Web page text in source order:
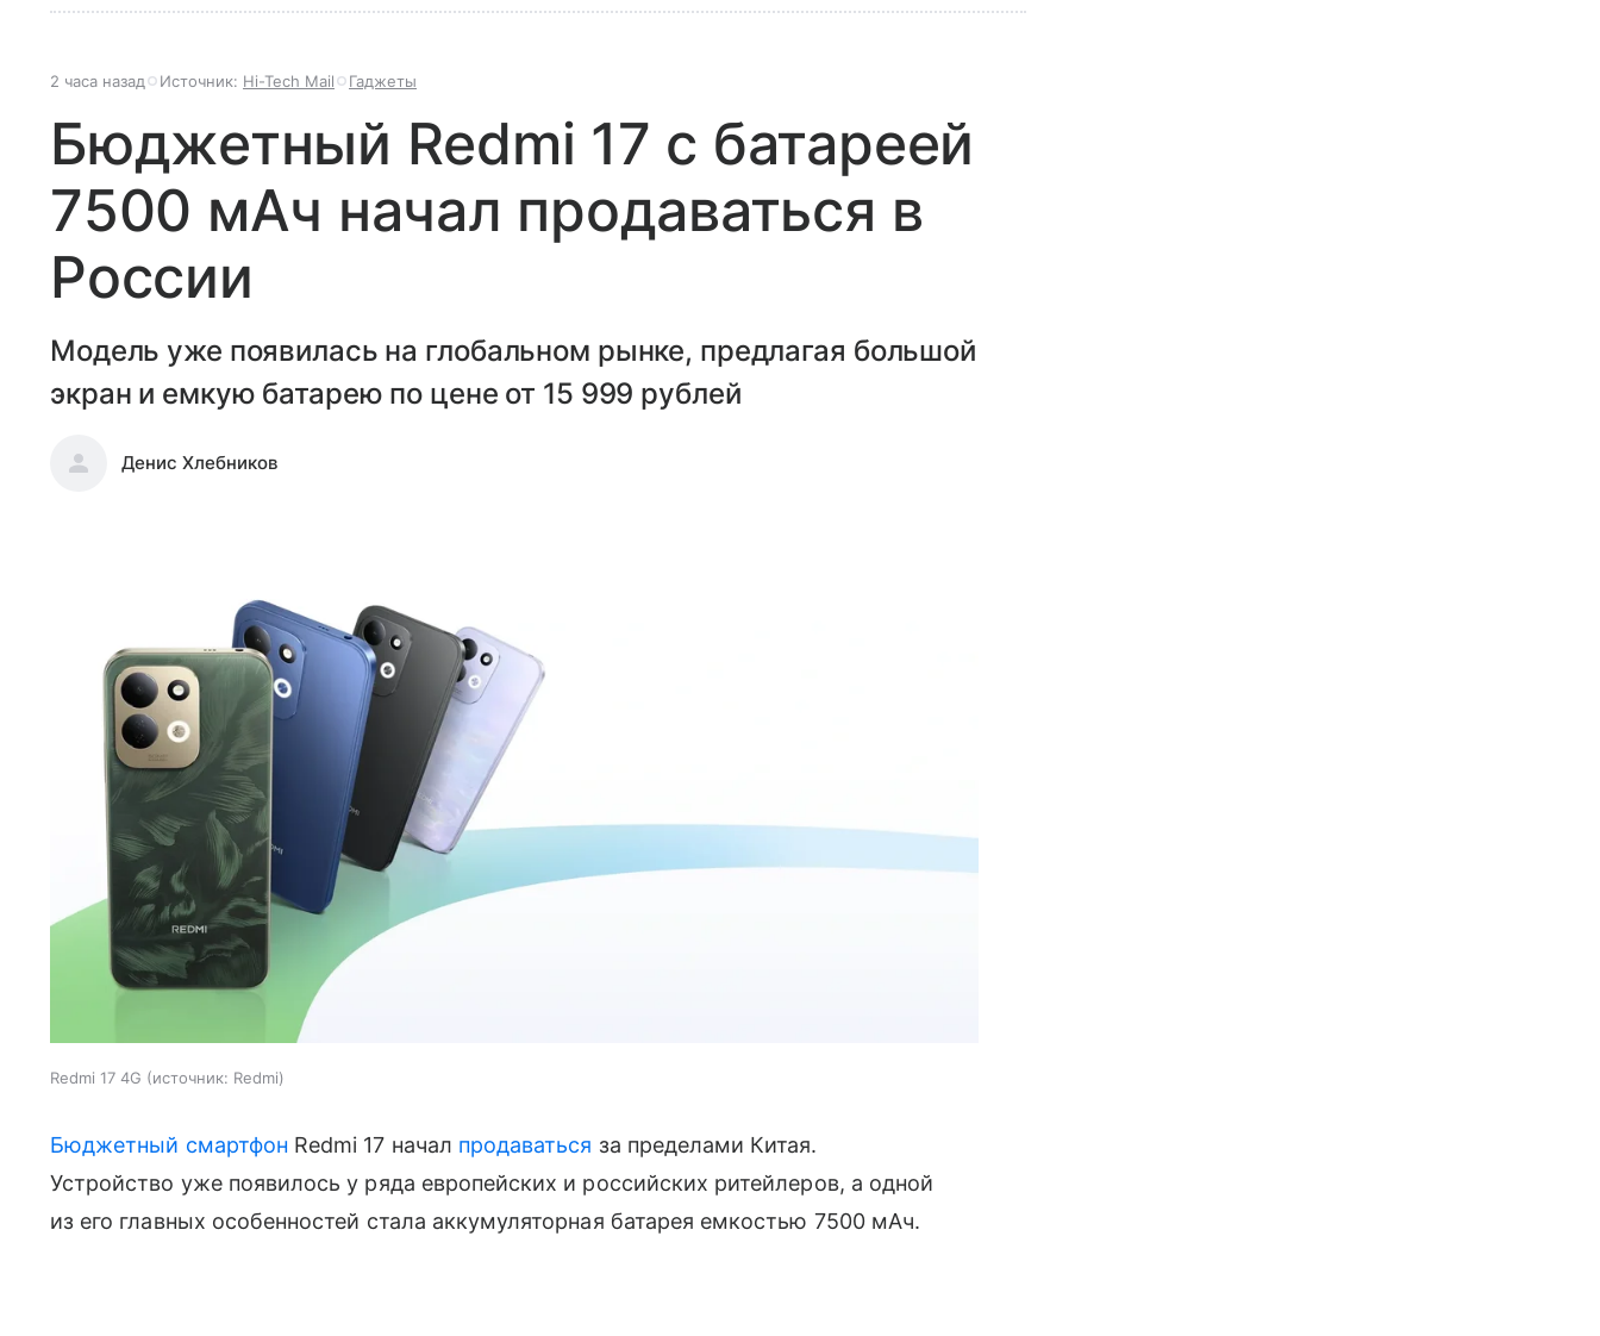
2 часа назад Источник: Hi-Tech Mail Гаджеты
Бюджетный Redmi 17 с батареей
7500 мАч начал продаваться в
России
Модель уже появилась на глобальном рынке, предлагая большой
экран и емкую батарею по цене от 15 999 рублей
Денис Хлебников
Redmi 17 4G источник: Redmi
Бюджетный смартфон Redmi 17 начал продаваться за пределами Китая.
Устройство уже появилось у ряда европейских и российских ритейлеров, а одной
из его главных особенностей стала аккумуляторная батарея емкостью 7500 мАч.